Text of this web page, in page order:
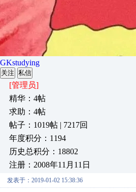
GKstudying
关注 私信
[管理员]
精华：4帖
求助：4帖
帖子：1019帖 | 7217回
年度积分：1194
历史总积分：18802
注册：2008年11月11日
发表于：2019-01-02 15:38:36